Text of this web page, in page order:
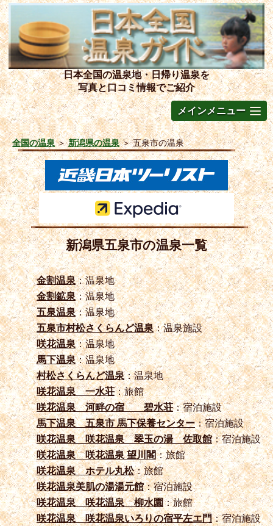
日本全国の温泉地・日帰り温泉を
写真と口コミ情報でご紹介
メインメニュー
全国の温泉＞新潟県の温泉＞五泉市の温泉
新潟県五泉市の温泉一覧
金割温泉：温泉地
金割鉱泉：温泉地
五泉温泉：温泉地
五泉市村松さくらんど温泉：温泉施設
咲花温泉：温泉地
馬下温泉：温泉地
村松さくらんど温泉：温泉地
咲花温泉 一水荘：旅館
咲花温泉 河畔の宿 碧水荘：宿泊施設
馬下温泉 五泉市 馬下保養センター：宿泊施設
咲花温泉 咲花温泉 翠玉の湯 佐取館：宿泊施設
咲花温泉 咲花温泉 望川閣：旅館
咲花温泉 ホテル丸松：旅館
咲花温泉美肌の湯湯元館：宿泊施設
咲花温泉 咲花温泉 柳水園：旅館
咲花温泉 咲花温泉いろりの宿平左エ門：宿泊施設